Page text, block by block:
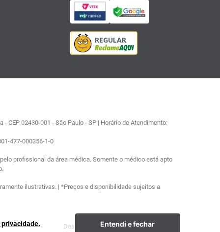
Entendi e fechar
CEP 02430-001 - São Paulo - SP | Horário de Atendimento:
477-000356-1-0
profissional da área médica. Somente o médico está apto
ilustrativas. | *Preços e disponibilidade sujeitos a
Desenvolvimento Plataforma